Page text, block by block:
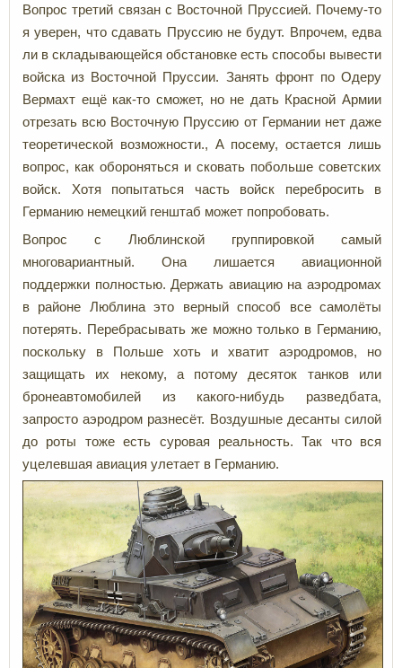
Вопрос третий связан с Восточной Пруссией. Почему-то
я уверен, что сдавать Пруссию не будут. Впрочем, едва
ли в складывающейся обстановке есть способы вывести
войска из Восточной Пруссии. Занять фронт по Одеру
Вермахт ещё как-то сможет, но не дать Красной Армии
отрезать всю Восточную Пруссию от Германии нет даже
теоретической возможности., А посему, остается лишь
вопрос, как обороняться и сковать побольше советских
войск. Хотя попытаться часть войск перебросить в
Германию немецкий генштаб может попробовать.
Вопрос с Люблинской группировкой самый
многовариантный. Она лишается авиационной
поддержки полностью. Держать авиацию на аэродромах
в районе Люблина это верный способ все самолёты
потерять. Перебрасывать же можно только в Германию,
поскольку в Польше хоть и хватит аэродромов, но
защищать их некому, а потому десяток танков или
бронеавтомобилей из какого-нибудь разведбата,
запросто аэродром разнесёт. Воздушные десанты силой
до роты тоже есть суровая реальность. Так что вся
уцелевшая авиация улетает в Германию.